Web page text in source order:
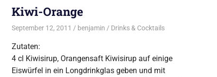
Kiwi-Orange
September 12, 2011 benjamin Drinks & Cocktails
Zutaten:
4 cl Kiwisirup, Orangensaft Kiwisirup auf einige
Eiswürfel in ein Longdrinkglas geben und mit